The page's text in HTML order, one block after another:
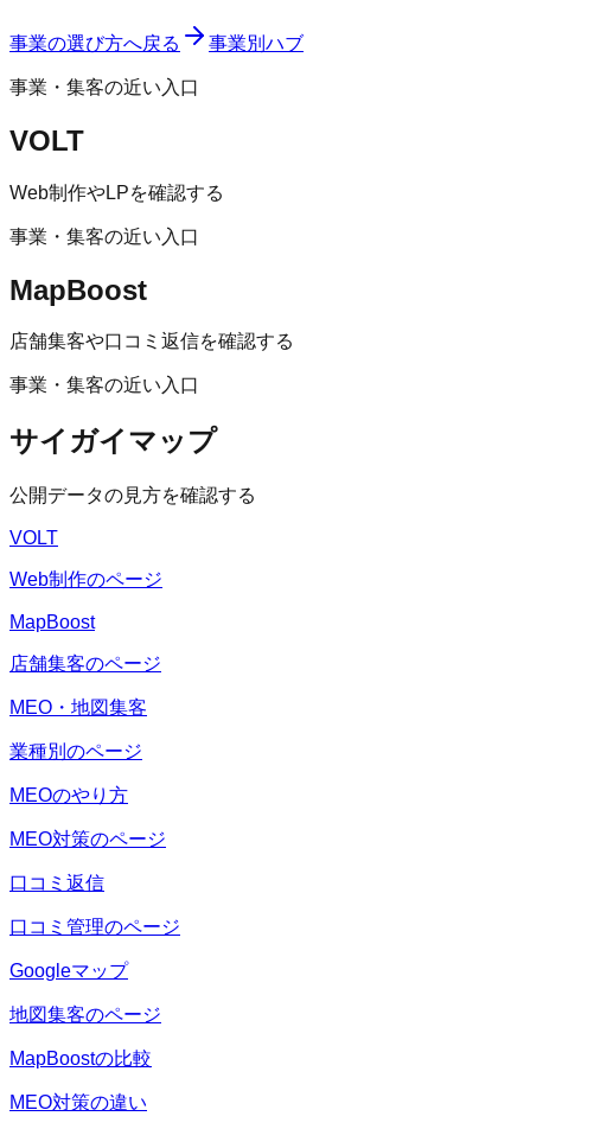
事業の選び方へ戻る 事業別ハブ
事業・集客の近い入口
VOLT
Web制作やLPを確認する
事業・集客の近い入口
MapBoost
店舗集客や口コミ返信を確認する
事業・集客の近い入口
サイガイマップ
公開データの見方を確認する
VOLT
Web制作のページ
MapBoost
店舗集客のページ
MEO・地図集客
業種別のページ
MEOのやり方
MEO対策のページ
口コミ返信
口コミ管理のページ
Googleマップ
地図集客のページ
MapBoostの比較
MEO対策の違い